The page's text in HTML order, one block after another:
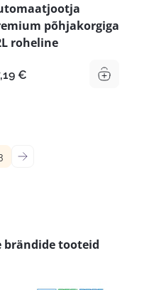
põhjakorgiga
roheline
€
→
brändide tooteid